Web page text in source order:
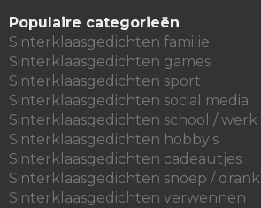
Populaire categorieën
Sinterklaasgedichten familie
Sinterklaasgedichten games
Sinterklaasgedichten sport
Sinterklaasgedichten social media
Sinterklaasgedichten school / werk
Sinterklaasgedichten hobby's
Sinterklaasgedichten cadeautjes
Sinterklaasgedichten snoep / drank
Sinterklaasgedichten verwennen